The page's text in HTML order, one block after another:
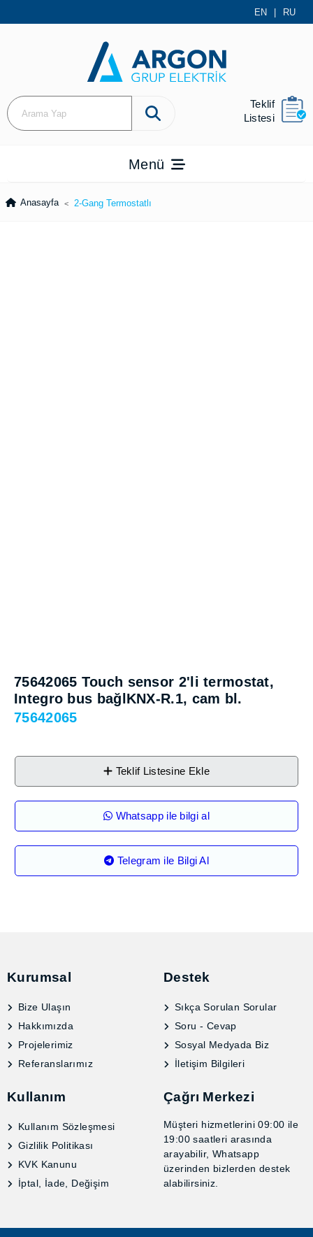
EN | RU
Teklif
Listesi
Menü
Anasayfa 2-Gang Termo­statlı
75642065 Touch sensor 2'li termo­stat,
Integro bus bağlKNX-R.1, cam bl.
75642065
Teklif Listesine Ekle
Whatsapp ile bilgi al
Telegram ile Bilgi Al
Kurumsal
Bize Ulaşın
Hakkımızda
Projelerimiz
Referanslarımız
Destek
Sıkça Sorulan Sorular
Soru - Cevap
Sosyal Medyada Biz
İletişim Bilgileri
Kullanım
Kullanım Sözleşmesi
Gizlilik Politikası
KVK Kanunu
İptal, İade, Değişim
Çağrı Merkezi
Müşteri hizmetlerini 09:00
ile 19:00 saatleri arasında
arayabilir, Whatsapp
üzerinden bizlerden destek
alabilirsiniz.